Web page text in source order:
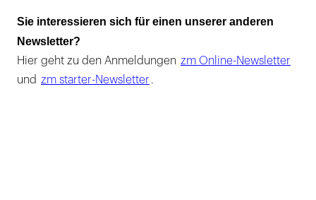
Sie interessieren sich für einen unserer anderen
Newsletter?
Hier geht zu den Anmeldungen zm Online-Newsletter
und zm starter-Newsletter .